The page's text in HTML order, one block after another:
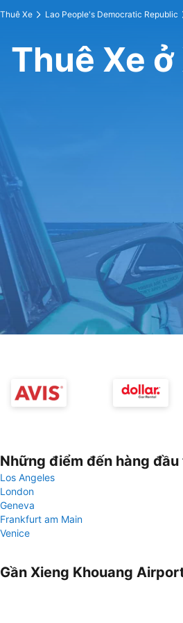
Thuê Xe Lao People's Democratic Republic
Thuê Xe
Những điểm đến hàng
Los Angeles
London
Geneva
Frankfurt am Main
Venice
Gần Xieng Khouang